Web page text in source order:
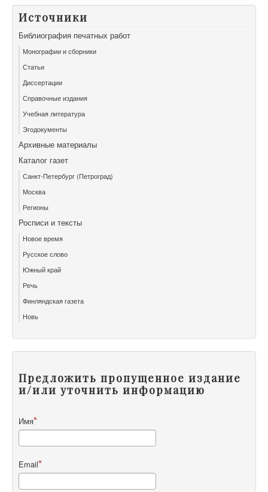
Источники
Библиография печатных работ
Монографии и сборники
Статьи
Диссертации
Справочные издания
Учебная литература
Эгодокументы
Архивные материалы
Каталог газет
Санкт-Петербург (Петроград)
Москва
Регионы
Росписи и тексты
Новое время
Русское слово
Южный край
Речь
Финляндская газета
Новь
Предложить пропущенное издание
и/или уточнить информацию
Имя
Email